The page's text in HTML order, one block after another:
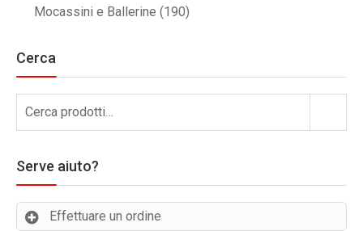
Mocassini e Ballerine (190)
Cerca
Serve aiuto?
Effettuare un ordine